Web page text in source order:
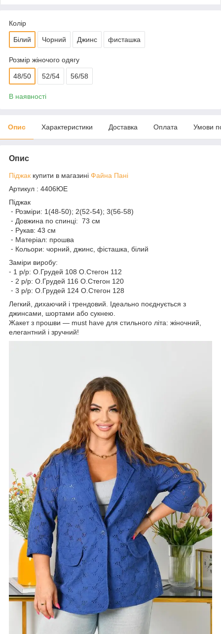
Колір
Білий Чорний Джинс фисташка
Розмір жіночого одягу
48/50 52/54 56/58
В наявності
Опис Характеристики Доставка Оплата Умови
Опис
Піджак купити в магазині Файна Пані
Артикул : 4406ЮЕ
Піджак
⁃ Розміри: 1(48-50); 2(52-54); 3(56-58)
⁃ Довжина по спинці: 73 см
⁃ Рукав: 43 см
⁃ Матеріал: прошва
⁃ Кольори: чорний, джинс, фісташка, білий
Заміри виробу:
⁃ 1 р/р: О.Грудей 108 О.Стегон 112
⁃ 2 р/р: О.Грудей 116 О.Стегон 120
⁃ 3 р/р: О.Грудей 124 О.Стегон 128
Легкий, дихаючий і трендовий. Ідеально поєднується з
джинсами, шортами або сукнею.
Жакет з прошви — must have для стильного літа: жіночний,
елегантний і зручний!